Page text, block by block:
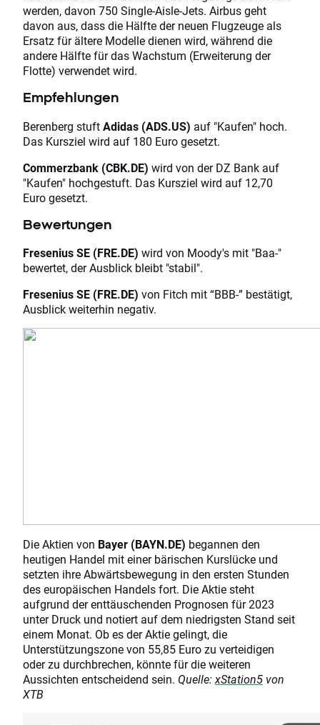
werden, davon 750 Single-Aisle-Jets. Airbus geht
davon aus, dass die Hälfte der neuen Flugzeuge als
Ersatz für ältere Modelle dienen wird, während die
andere Hälfte für das Wachstum (Erweiterung der
Flotte) verwendet wird.
Empfehlungen
Berenberg stuftAdidas (ADS.US) auf "Kaufen" hoch.
Das Kursziel wird auf 180 Euro gesetzt.
Commerzbank (CBK.DE) wird von der DZ Bank auf
"Kaufen" hochgestuft. Das Kursziel wird auf 12,70
Euro gesetzt.
Bewertungen
Fresenius SE (FRE.DE) wird von Moody's mit "Baa-"
bewertet, der Ausblick bleibt "stabil".
Fresenius SE (FRE.DE) von Fitch mit “BBB-” bestätigt,
Ausblick weiterhin negativ.
Die Aktien von Bayer (BAYN.DE) begannen den
heutigen Handel mit einer bärischen Kurslücke und
setzten ihre Abwärtsbewegung in den ersten Stunden
des europäischen Handels fort. Die Aktie steht
aufgrund der enttäuschenden Prognosen für 2023
unter Druck und notiert auf dem niedrigsten Stand seit
einem Monat. Ob es der Aktie gelingt, die
Unterstützungszone von 55,85 Euro zu verteidigen
oder zu durchbrechen, könnte für die weiteren
Aussichten entscheidend sein. Quelle:xStation5 von
XTB